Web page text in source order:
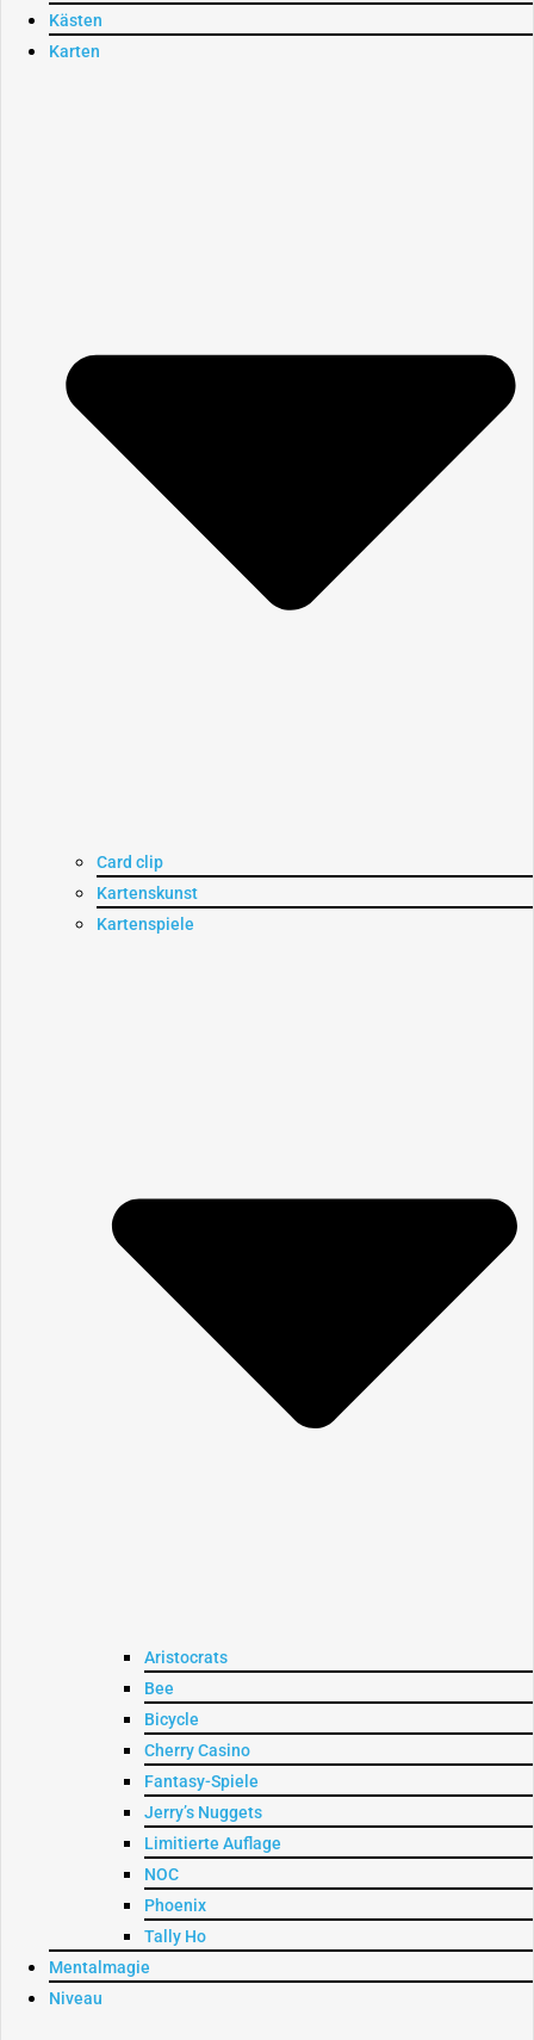
Kästen
Karten
Card clip
Kartenskunst
Kartenspiele
Aristocrats
Bee
Bicycle
Cherry Casino
Fantasy-Spiele
Jerry’s Nuggets
Limitierte Auflage
NOC
Phoenix
Tally Ho
Mentalmagie
Niveau